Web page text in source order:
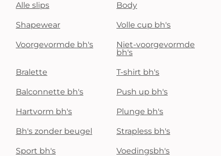
Alle slips Body
Shapewear Volle cup bh's
Voorgevormde bh's
Niet-voorgevormde
bh's
Bralette T-shirt bh's
Balconnette bh's Push up bh's
Hartvorm bh's Plunge bh's
Bh's zonder beugel Strapless bh's
Sport bh's Voedingsbh's